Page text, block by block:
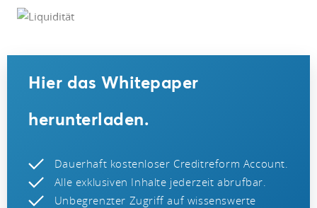
Hier das Whitepaper
herunterladen.
Dauerhaft kostenloser Creditreform Account.
Alle exklusiven Inhalte jederzeit abrufbar.
Unbegrenzter Zugriff auf wissenswerte